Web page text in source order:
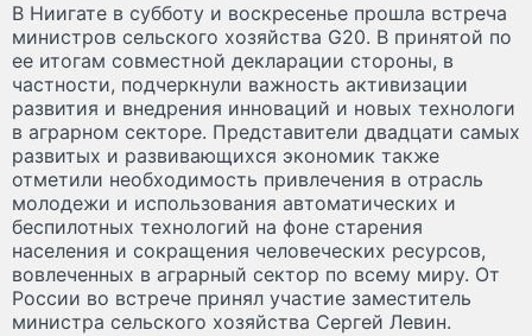
В Ниигате в субботу и воскресенье прошла встреча
министров сельского хозяйства G20. В принятой по
ее итогам совместной декларации стороны, в
частности, подчеркнули важность активизации
развития и внедрения инноваций и новых технологи
в аграрном секторе. Представители двадцати самых
развитых и развивающихся экономик также
отметили необходимость привлечения в отрасль
молодежи и использования автоматических и
беспилотных технологий на фоне старения
населения и сокращения человеческих ресурсов,
вовлеченных в аграрный сектор по всему миру. От
России во встрече принял участие заместитель
министра сельского хозяйства Сергей Левин.